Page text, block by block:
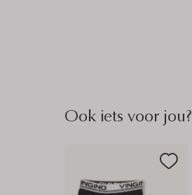
Ook iets voor jou?